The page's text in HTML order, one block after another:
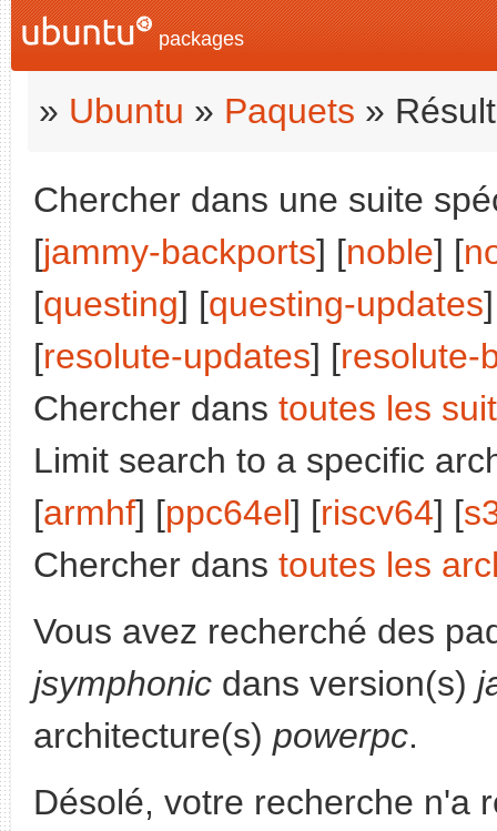
packages
» Ubuntu » Paquets »
Chercher dans une suite
[jammy-backports] [noble] [
[questing] [questing-updates
[resolute-updates] [resolute-
Chercher dans toutes les
Limit search to a specific
[armhf] [ppc64el] [riscv64] [
Chercher dans toutes les
Vous avez recherché des
jsymphonic dans version(s)
architecture(s) powerpc.
Désolé, votre recherche n'a